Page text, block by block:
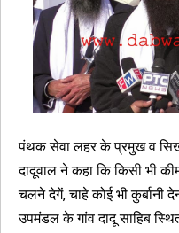
पंथक सेवा लहर के प्रमुख व सिख
दादूवाल ने कहा कि किसी भी
चलने देगें, चाहे कोई भी कुर्बानी
उपमंडल के गांव दादू साहिब